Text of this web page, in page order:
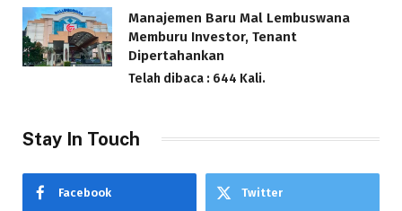
Manajemen Baru Mal Lembuswana
Memburu Investor, Tenant
Dipertahankan
Telah dibaca : 644 Kali.
Stay In Touch
Facebook Twitter